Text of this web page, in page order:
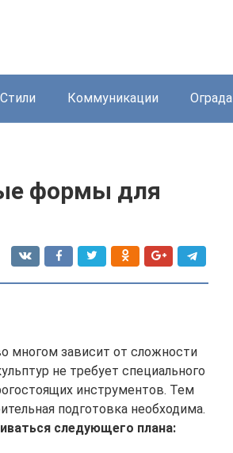
Стили Коммуникации Ограда
формы для
многом зависит от сложности
не требует специального
инструментов. Тем
подготовка необходима.
следующего плана: